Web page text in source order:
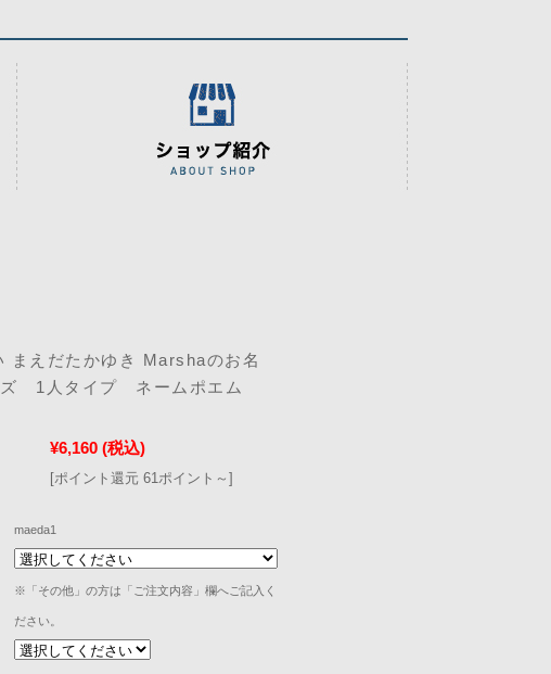
まえだたかゆき Marshaのお名
1人タイプ ネームポエム
¥6,160 (税込)
[ポイント還元 61ポイント～]
maeda1
※「その他」の方は「ご注文内容」欄へご記入く
ださい。